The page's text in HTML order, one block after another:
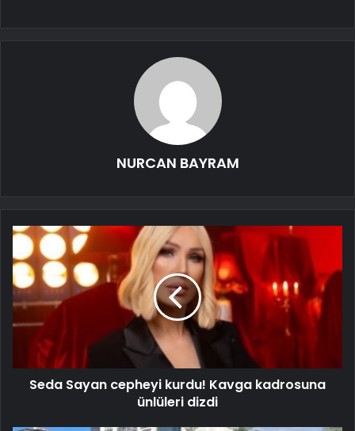
NURCAN BAYRAM
Seda Sayan cepheyi kurdu! Kavga kadrosuna
ünlüleri dizdi